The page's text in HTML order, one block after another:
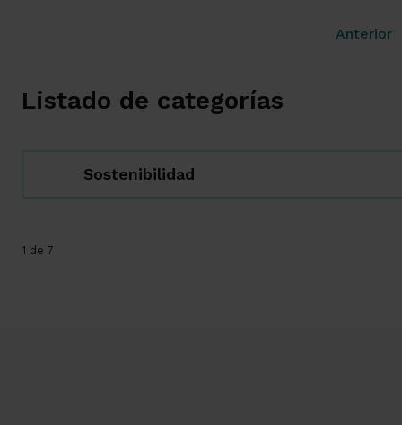
Anterior
Listado de categorías
Sostenibilidad
1 de 7